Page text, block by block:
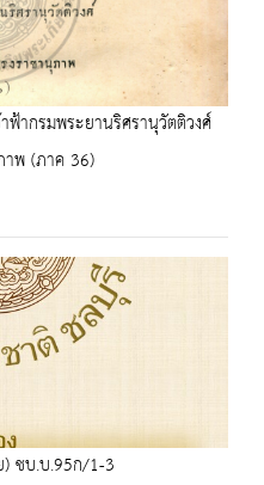
ฟ้ากรมพระยานริศรานุวัตติวงศ์
าพ (ภาค 36)
) ชบ.บ.95ก/1-3